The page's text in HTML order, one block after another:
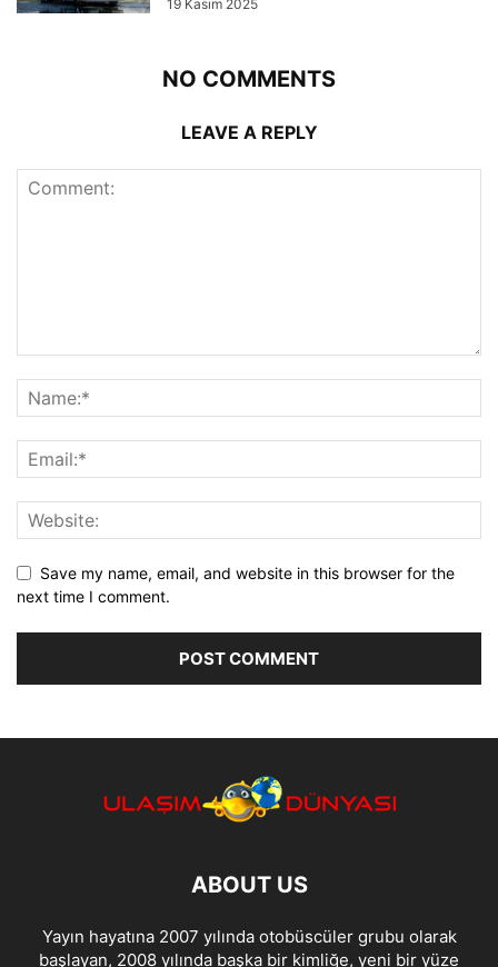
19 Kasım 2025
NO COMMENTS
LEAVE A REPLY
Save my name, email, and website in this browser for the
next time I comment.
ABOUT US
Yayın hayatına 2007 yılında otobüscüler grubu olarak
başlayan, 2008 yılında başka bir kimliğe, yeni bir yüze